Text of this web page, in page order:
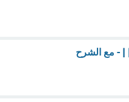
| - مع الشرح